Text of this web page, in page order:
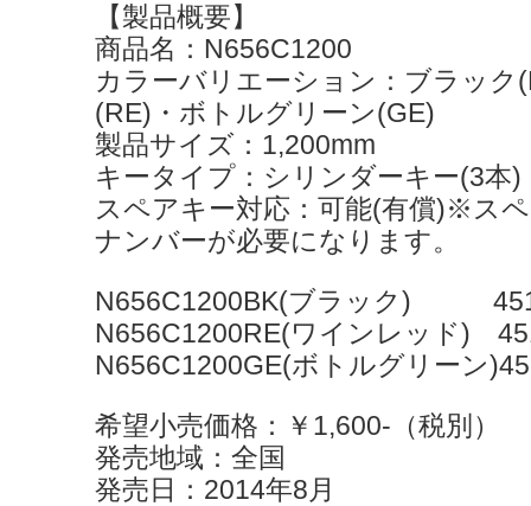
【製品概要】
商品名：N656C1200
カラーバリエーション：ブラック
(RE)・ボトルグリーン(GE)
製品サイズ：1,200mm
キータイプ：シリンダーキー(3本)
スペアキー対応：可能(有償)※ス
ナンバーが必要になります。
N656C1200BK(ブラック)
N656C1200RE(ワインレッド)
N656C1200GE(ボトルグリーン
希望小売価格：￥1,600-（税別）
発売地域：全国
発売日：2014年8月